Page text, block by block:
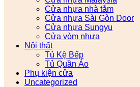
Cửa nhựa nhà tắm
Cửa nhựa Sài Gòn Door
Cửa nhựa Sungyu
Cửa vòm nhựa
Nội thất
Tủ Kệ Bếp
Tủ Quần Áo
Phụ kiện cửa
Uncategorized